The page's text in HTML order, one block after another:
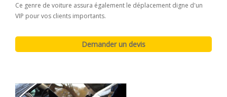
Ce genre de voiture assura également le déplacement digne d'un
VIP pour vos clients importants.